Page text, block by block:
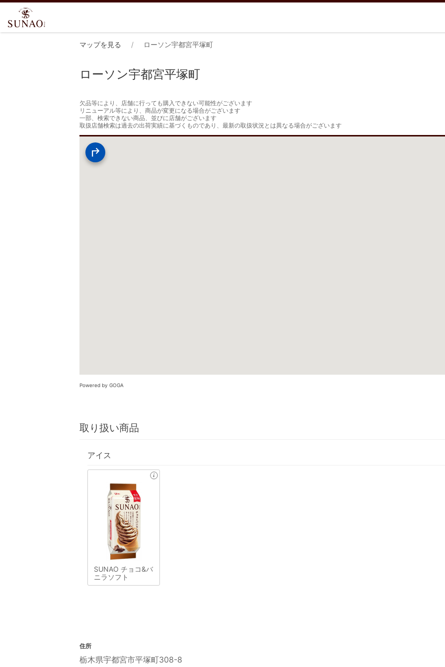
マップを見る ローソン宇都宮平塚町
ローソン宇都宮平塚町
欠品等により、店舗に行っても購入できない可能性がございます
リニューアル等により、商品が変更になる場合がございます
一部、検索できない商品、並びに店舗がございます
取扱店舗検索は過去の出荷実績に基づくものであり、最新の取扱状況とは異なる場合がございます
Powered by GOGA
取り扱い商品
アイス
SUNAO チョコ&バ
ニラソフト
住所
栃木県宇都宮市平塚町308-8